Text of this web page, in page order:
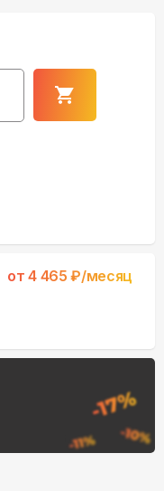
от4 465 ₽/месяц